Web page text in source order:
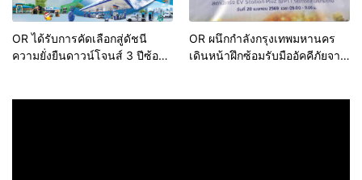
OR ได้รับการคัดเลือกสู่ดัชนี
ความยั่งยืนดาวน์โจนส์ 3 ปีซ้อน
OR ผนึกกำลังกรุงเทพมหานคร
เดินหน้าฝึกซ้อมรับมืออัคคีภัยจาก